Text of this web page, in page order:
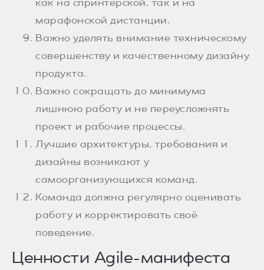
марафонской дистанции.
Важно уделять внимание техническому
совершенству и качественному дизайну
продукта.
Важно сокращать до минимума
лишнюю работу и не переусложнять
проект и рабочие процессы.
Лучшие архитектуры, требования и
дизайны возникают у
самоорганизующихся команд.
Команда должна регулярно оценивать
работу и корректировать своё
поведение.
Ценности Agile-манифеста